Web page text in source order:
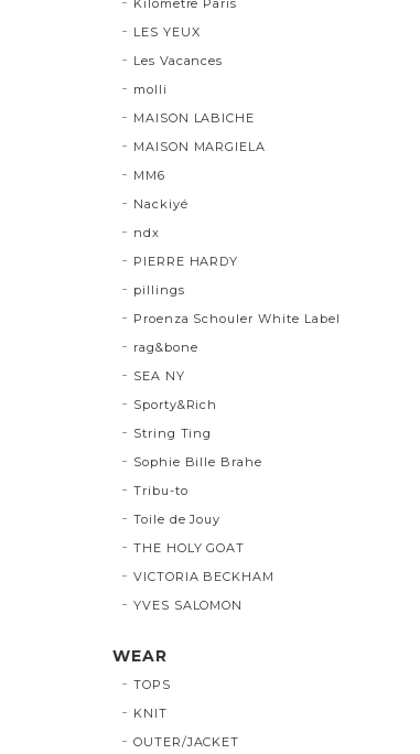
Kilometre Paris
LES YEUX
Les Vacances
molli
MAISON LABICHE
MAISON MARGIELA
MM6
Nackiyé
ndx
PIERRE HARDY
pillings
Proenza Schouler White Label
rag&bone
SEA NY
Sporty&Rich
String Ting
Sophie Bille Brahe
Tribu-to
Toile de Jouy
THE HOLY GOAT
VICTORIA BECKHAM
YVES SALOMON
WEAR
TOPS
KNIT
OUTER/JACKET